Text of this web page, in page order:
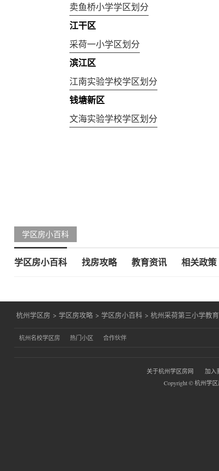
卖鱼桥小学学区划分
江干区
采荷一小学区划分
滨江区
江南实验学校学区划分
钱塘新区
文海实验学校学区划分
学区房小百科
学区房小百科 找房攻略 教育资讯 相关政策
杭州学区房 > 学区房攻略 > 学区房小百科 >杭州采荷第三小学教
杭州名校学区房 热门小区 合作伙伴
关于杭州学区房网
加入
Copyright © 杭州学